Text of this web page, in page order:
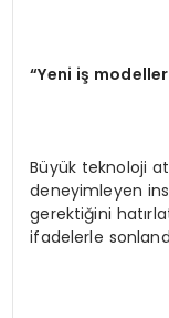
“Yeni iş
Büyük teknoloji
deneyimleyen
gerektiğini
ifadelerle